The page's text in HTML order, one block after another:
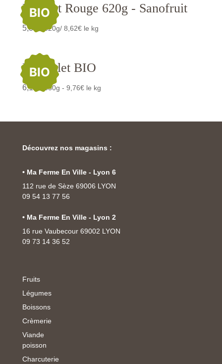
BIO
Haricot Rouge 620g - Sanofruit
5,35 /620g/ 8,62€ le kg
BIO
Flageolet BIO
6,15 /630g - 9,76€ le kg
Découvrez nos magasins :
• Ma Ferme En Ville - Lyon 6
112 rue de Sèze 69006 LYON
09 54 13 77 56
• Ma Ferme En Ville - Lyon 2
16 rue Vaubecour 69002 LYON
09 73 14 36 52
Fruits
Légumes
Boissons
Crèmerie
Viande
poisson
Charcuterie